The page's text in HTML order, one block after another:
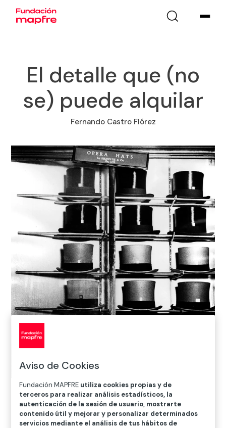
El detalle que (no
se) puede alquilar
Fernando Castro Flórez
Vitrina de sombrerería en Bond Street,
Private collection, Courtesy Bill Brandt Archive and Edwynn Houk
Aviso de Cookies
Fundación MAPFRE utiliza cookies propias y de
terceros para realizar análisis estadísticos, la
autenticación de la sesión de usuario, mostrarte
contenido útil y mejorar y personalizar determinados
servicios mediante el análisis de tus hábitos de